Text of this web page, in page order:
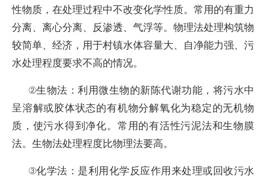
性物质，在处理过程中不改变化学性质。常用的有重力
分离、离心分离、反渗透、气浮等。物理法处理构筑物
较简单、经济，用于村镇水体容量大、自净能力强、污
水处理程度要求不高的情况。
②生物法：利用微生物的新陈代谢功能，将污水中
呈溶解或胶体状态的有机物分解氧化为稳定的无机物
质，使污水得到净化。常用的有活性污泥法和生物膜
法。生物法处理程度比物理法要高。
③化学法：是利用化学反应作用来处理或回收污水